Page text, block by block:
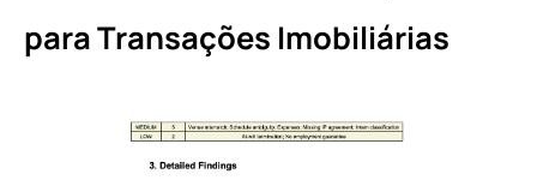
para Transações Imobiliárias